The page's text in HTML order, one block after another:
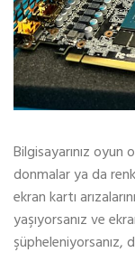
Bilgisayarınız
donmalar ya da
ekran kartı
yaşıyorsanız ve
şüpheleniyorsanız,